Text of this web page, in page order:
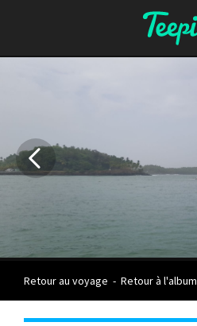
Retour au voyage - Retour à l'album